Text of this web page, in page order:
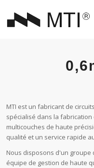
MTI est un fabricant de
spécialisé dans la
multicouches de haute
qualité et un service rapide
Nous disposons d'un
équipe de gestion de haute